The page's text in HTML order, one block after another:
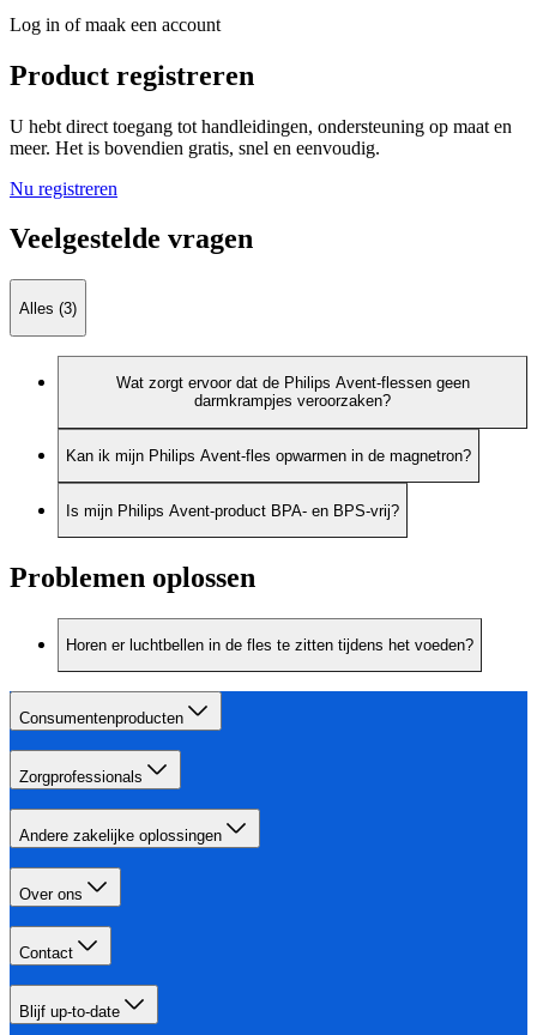
Log in of maak een account
Product registreren
U hebt direct toegang tot handleidingen, ondersteuning op maat en
meer. Het is bovendien gratis, snel en eenvoudig.
Nu registreren
Veelgestelde vragen
Alles (3)
Wat zorgt ervoor dat de Philips Avent-flessen geen
darmkrampjes veroorzaken?
Kan ik mijn Philips Avent-fles opwarmen in de magnetron?
Is mijn Philips Avent-product BPA- en BPS-vrij?
Problemen oplossen
Horen er luchtbellen in de fles te zitten tijdens het voeden?
Consumentenproducten
Zorgprofessionals
Andere zakelijke oplossingen
Over ons
Contact
Blijf up-to-date